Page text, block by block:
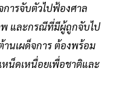
ารจับตัวไปฟ้องศาล
และกรณีที่มีผู้ถูกจับไป
นเผด็จการ ต้องพร้อม
หน็ดเหนื่อยเพื่อชาติและ